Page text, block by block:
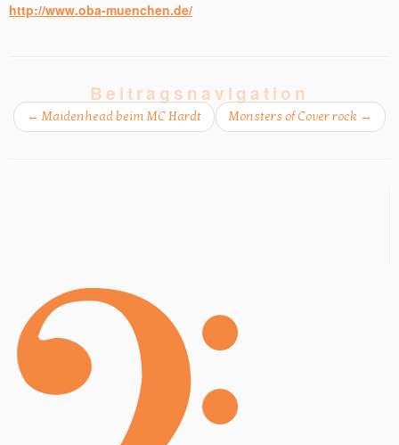
http://www.oba-muenchen.de/
Beitragsnavigation
← Maidenhead beim MC Hardt Monsters of Cover rock →